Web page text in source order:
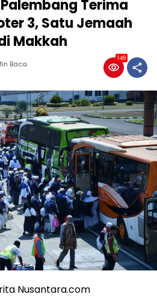
Terima
3, Satu Jemaah
Makkah
Baca
148
Nusantara.com